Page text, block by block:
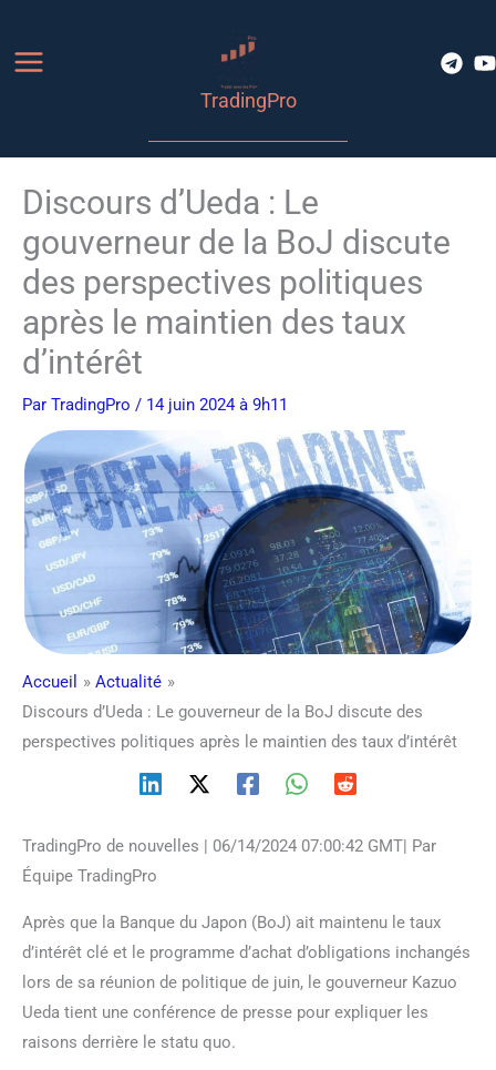
contenu
TradingPro
Discours d’Ueda : Le
gouverneur de la BoJ discute
des perspectives politiques
après le maintien des taux
d’intérêt
Par TradingPro / 14 juin 2024 à 9h11
Accueil
Actualité
Discours d’Ueda : Le gouverneur de la BoJ discute des
perspectives politiques après le maintien des taux d’intérêt
TradingPro de nouvelles | 06/14/2024 07:00:42 GMT| Par
Équipe TradingPro
Après que la Banque du Japon (BoJ) ait maintenu le taux
d’intérêt clé et le programme d’achat d’obligations inchangés
lors de sa réunion de politique de juin, le gouverneur Kazuo
Ueda tient une conférence de presse pour expliquer les
raisons derrière le statu quo.